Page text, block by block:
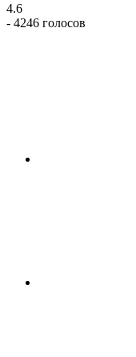
4.6
- 4246 голосов